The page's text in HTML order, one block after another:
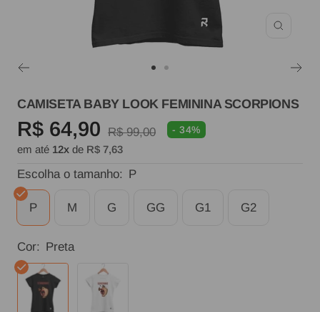
ao
slide
1
ao
slide
2
CAMISETA BABY LOOK FEMININA SCORPIONS
Preço
promocional
R$ 64,90 Preço
normal
R$ 99,00 - 34%
em até 12x de R$ 7,63
Escolha o tamanho: P
P M G GG G1 G2
Cor:
Preta
Preta
Branca